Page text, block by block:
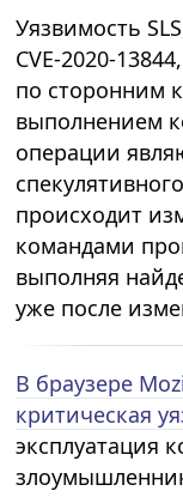
Уязвимость
CVE-2020-
по сторонним
выполнением
операции
происходит
командами
выполняя
уже после
В браузере
критическая
эксплуатация